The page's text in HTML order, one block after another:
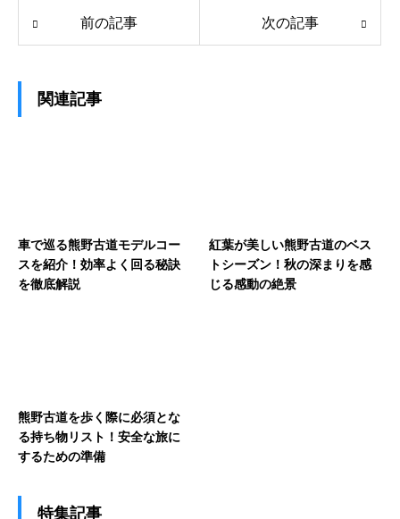
前の記事 次の記事
関連記事
車で巡る熊野古道モデルコー
スを紹介！効率よく回る秘訣
を徹底解説
紅葉が美しい熊野古道のベス
トシーズン！秋の深まりを感
じる感動の絶景
熊野古道を歩く際に必須とな
る持ち物リスト！安全な旅に
するための準備
特集記事